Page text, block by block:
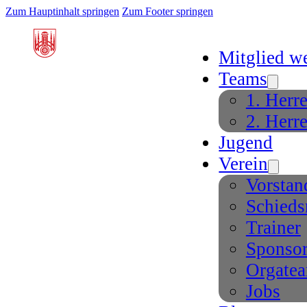
Zum Hauptinhalt springen Zum Footer springen
Mitglied
Teams
1.
2.
Jugend
Verein
Trainer
Jobs